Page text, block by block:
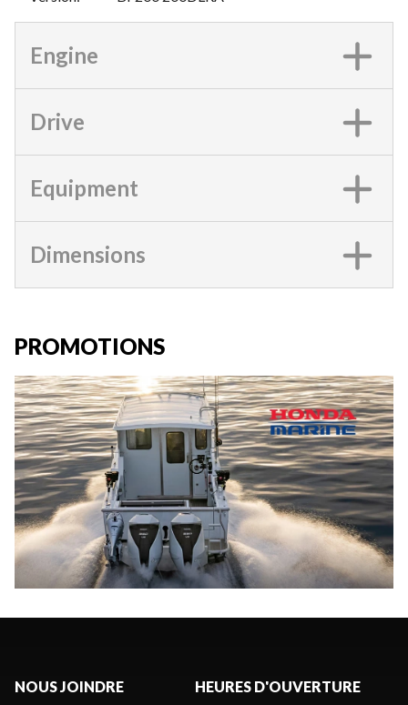
Engine
Drive
Equipment
Dimensions
PROMOTIONS
NOUS JOINDRE HEURES D'OUVERTURE